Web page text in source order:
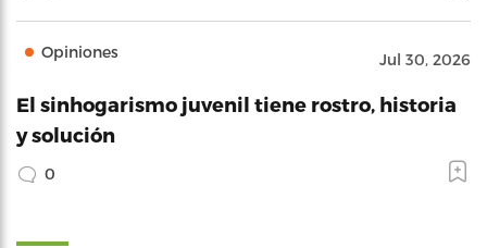
Opiniones Jul 30, 2026
El sinhogarismo juvenil tiene rostro, historia
y solución
0